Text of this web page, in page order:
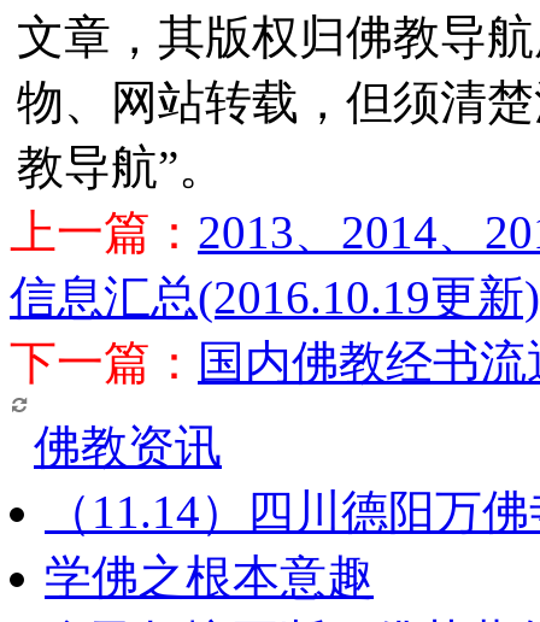
文章，其版权归佛教导
物、网站转载，但须清
教导航”。
上一篇： 2013、2014、
信息汇总(2016.10.19更新)
下一篇： 国内佛教经书
佛教资讯
（11.14）四川德阳万
学佛之根本意趣